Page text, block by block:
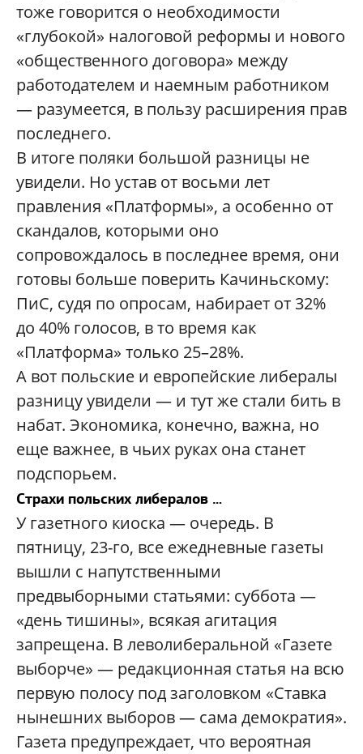
тоже говорится о необходимости
«глубокой» налоговой реформы и нового
«общественного договора» между
работодателем и наемным работником
— разумеется, в пользу расширения прав
последнего.
В итоге поляки большой разницы не
увидели. Но устав от восьми лет
правления «Платформы», а особенно от
скандалов, которыми оно
сопровождалось в последнее время, они
готовы больше поверить Качиньскому:
ПиС, судя по опросам, набирает от 32%
до 40% голосов, в то время как
«Платформа» только 25–28%.
А вот польские и европейские либералы
разницу увидели — и тут же стали бить в
набат. Экономика, конечно, важна, но
еще важнее, в чьих руках она станет
подспорьем.
Страхи польских либералов …
У газетного киоска — очередь. В
пятницу, 23-го, все ежедневные газеты
вышли с напутственными
предвыборными статьями: суббота —
«день тишины», всякая агитация
запрещена. В леволиберальной «Газете
выборче» — редакционная статья на всю
первую полосу под заголовком «Ставка
нынешних выборов — сама демократия».
Газета предупреждает, что вероятная